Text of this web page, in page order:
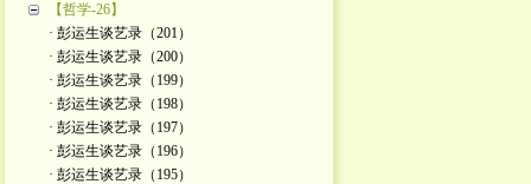
【哲学-26】
· 彭运生谈艺录（201）
· 彭运生谈艺录（200）
· 彭运生谈艺录（199）
· 彭运生谈艺录（198）
· 彭运生谈艺录（197）
· 彭运生谈艺录（196）
· 彭运生谈艺录（195）